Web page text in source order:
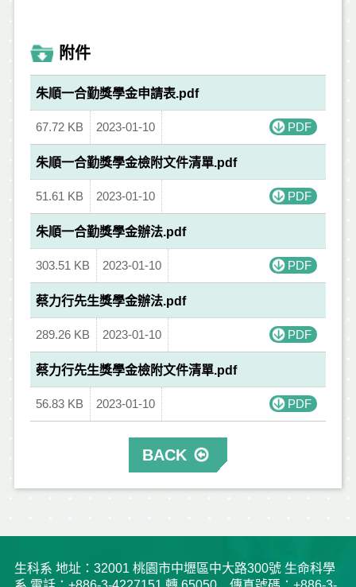
附件
朱順一合勤獎學金申請表.pdf
67.72 KB 2023-01-10 PDF
朱順一合勤獎學金檢附文件清單.pdf
51.61 KB 2023-01-10 PDF
朱順一合勤獎學金辦法.pdf
303.51 KB 2023-01-10 PDF
蔡力行先生獎學金辦法.pdf
289.26 KB 2023-01-10 PDF
蔡力行先生獎學金檢附文件清單.pdf
56.83 KB 2023-01-10 PDF
BACK
生科系 地址：32001 桃園市中壢區中大路300號 生命科學